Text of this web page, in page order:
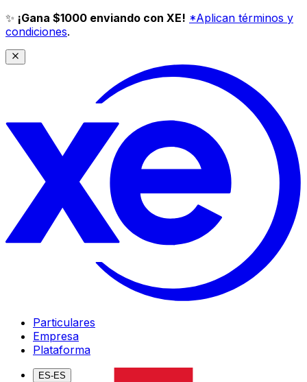
✨ ¡Gana $1000 enviando con XE! *Aplican términos y
condiciones.
Particulares
Empresa
Plataforma
ES-ES